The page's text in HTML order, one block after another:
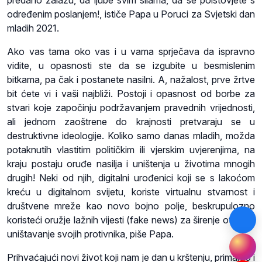
određenim poslanjem!, ističe Papa u Poruci za Svjetski dan
mladih 2021.
Ako vas tama oko vas i u vama sprječava da ispravno
vidite, u opasnosti ste da se izgubite u besmislenim
bitkama, pa čak i postanete nasilni. A, nažalost, prve žrtve
bit ćete vi i vaši najbliži. Postoji i opasnost od borbe za
stvari koje započinju podržavanjem pravednih vrijednosti,
ali jednom zaoštrene do krajnosti pretvaraju se u
destruktivne ideologije. Koliko samo danas mladih, možda
potaknutih vlastitim političkim ili vjerskim uvjerenjima, na
kraju postaju oruđe nasilja i uništenja u životima mnogih
drugih! Neki od njih, digitalni urođenici koji se s lakoćom
kreću u digitalnom svijetu, koriste virtualnu stvarnost i
društvene mreže kao novo bojno polje, beskrupulozno
koristeći oružje lažnih vijesti (fake news) za širenje otrova i
uništavanje svojih protivnika, piše Papa.
Prihvaćajući novi život koji nam je dan u krštenju, primamo i